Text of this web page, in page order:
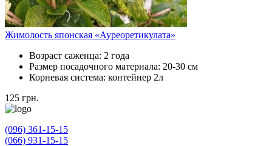
Жимолость японская «Ауреоретикулата»
Возраст саженца: 2 года
Размер посадочного материала: 20-30 см
Корневая система: контейнер 2л
125 грн.
(096) 361-15-15
(066) 931-15-15